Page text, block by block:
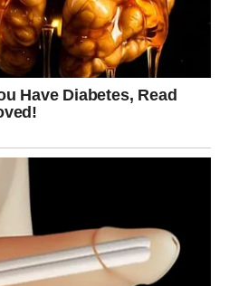
nakon što ste ga ogulili, a
iscijediti naribani đumbir.